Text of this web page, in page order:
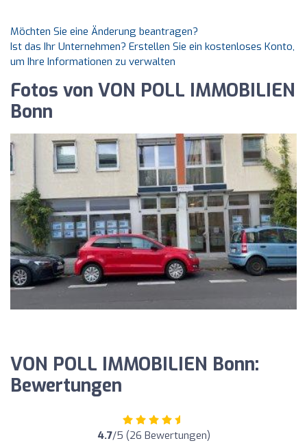
Möchten Sie eine Änderung beantragen?
Ist das Ihr Unternehmen? Erstellen Sie ein kostenloses Konto,
um Ihre Informationen zu verwalten
Fotos von VON POLL IMMOBILIEN
Bonn
VON POLL IMMOBILIEN Bonn:
Bewertungen
4.7/5 (26 Bewertungen)